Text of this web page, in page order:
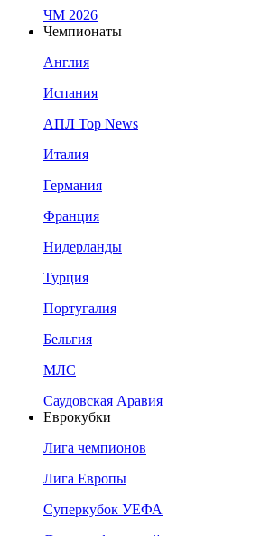
ЧМ 2026
Чемпионаты
Англия
Испания
АПЛ Top News
Италия
Германия
Франция
Нидерланды
Турция
Португалия
Бельгия
МЛС
Саудовская Аравия
Еврокубки
Лига чемпионов
Лига Европы
Суперкубок УЕФА